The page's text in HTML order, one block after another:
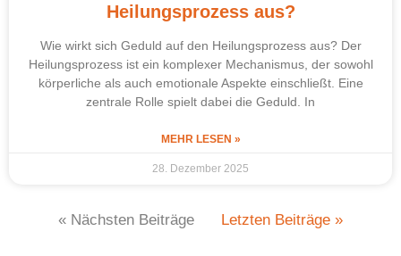
Heilungsprozess aus?
Wie wirkt sich Geduld auf den Heilungsprozess aus? Der
Heilungsprozess ist ein komplexer Mechanismus, der sowohl
körperliche als auch emotionale Aspekte einschließt. Eine
zentrale Rolle spielt dabei die Geduld. In
MEHR LESEN »
28. Dezember 2025
« Nächsten Beiträge Letzten Beiträge »